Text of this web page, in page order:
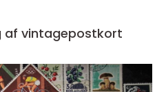
af vintagepostkort